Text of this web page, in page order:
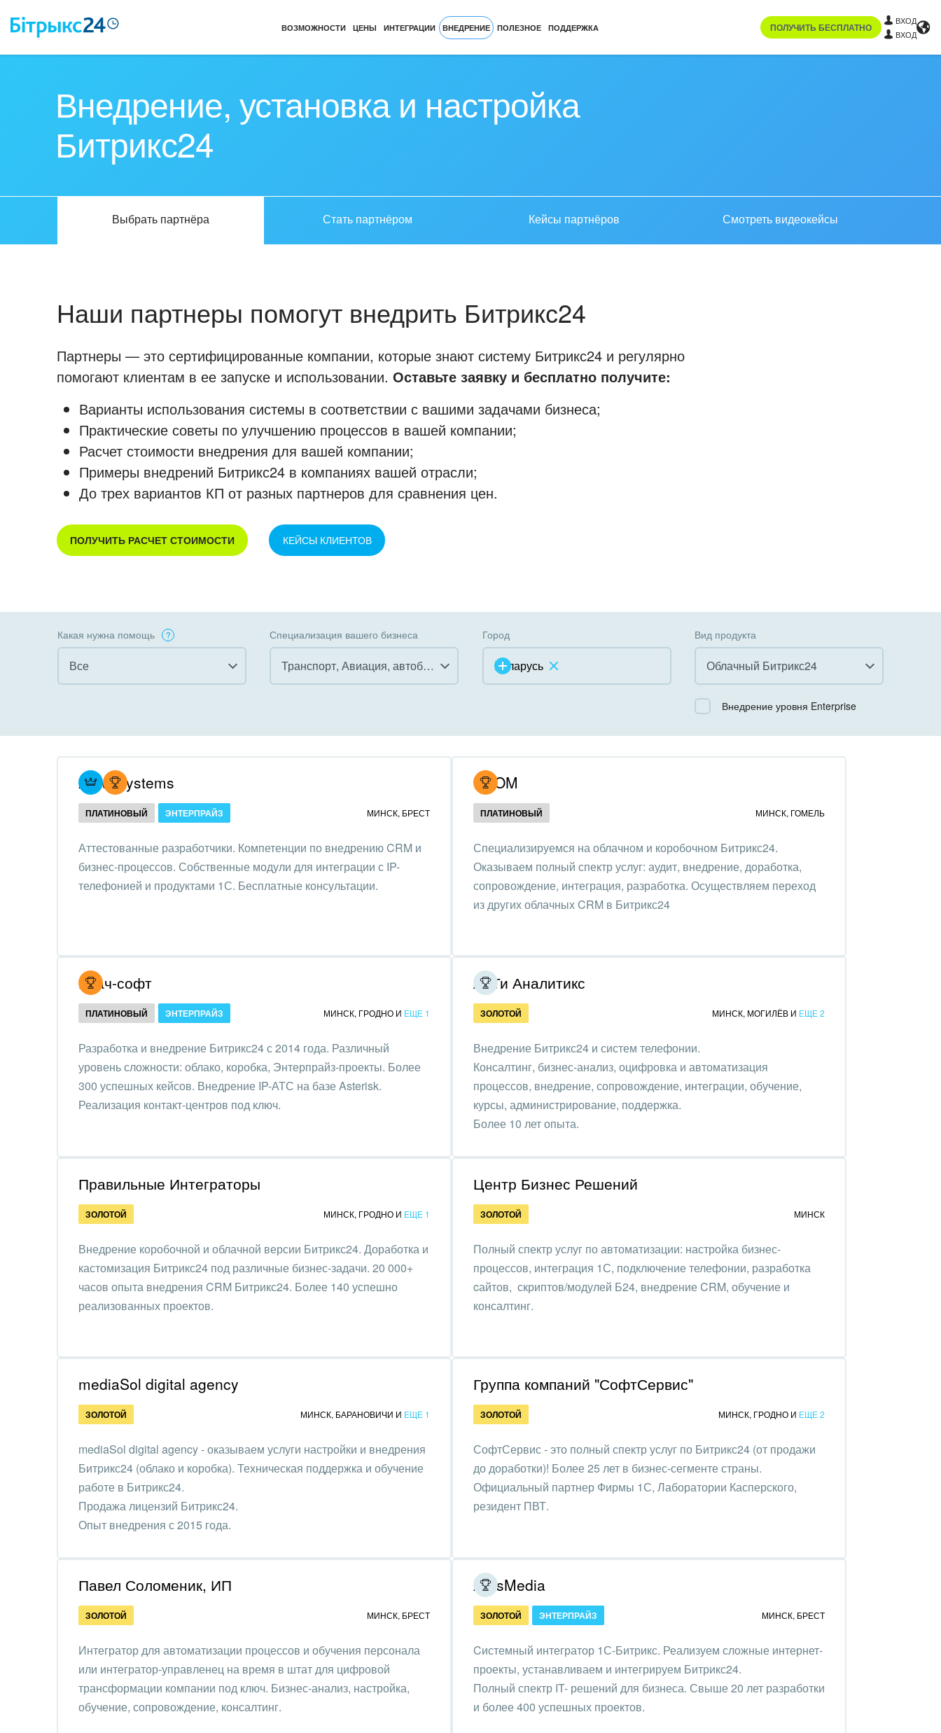
ВОЗМОЖНОСТИ ЦЕНЫ ИНТЕГРАЦИИ ВНЕДРЕНИЕ ПОЛЕЗНОЕ ПОДДЕРЖКА ПОЛУЧИТЬ БЕСПЛАТНО
ВХОД
ВХОД
Внедрение, установка и настройка
Битрикс24
Выбрать партнёра Стать партнёром Кейсы партнёров Смотреть видеокейсы
Наши партнеры помогут внедрить Битрикс24
Партнеры — это сертифицированные компании, которые знают систему Битрикс24 и регулярно
помогают клиентам в ее запуске и использовании. Оставьте заявку и бесплатно получите:
Варианты использования системы в соответствии с вашими задачами бизнеса;
Практические советы по улучшению процессов в вашей компании;
Расчет стоимости внедрения для вашей компании;
Примеры внедрений Битрикс24 в компаниях вашей отрасли;
До трех вариантов КП от разных партнеров для сравнения цен.
ПОЛУЧИТЬ РАСЧЕТ СТОИМОСТИ КЕЙСЫ КЛИЕНТОВ
Какая нужна помощь
Все
Внедрение КЭДО
Интеграция с 1С
Организация задач и
Внедрение Бизнес-
процессов
Интернет-магазин и CRM
Крупные корпоративные
внедрения
Внедрение для медицины
Внедрение для
Внедрение онлайн-
/ Интранета
Специализация вашего бизнеса
Транспорт, Авиация, автобизнес
Коммунальные услуги, ЖКХ
организации,
Благотворительность
Промышленность
СМИ, издательства,
Транспорт, Авиация,
Трудоустройство
Красота, фитнес, спорт
АПК и пищевая
конференции
Горнодобывающая отрасль
Инвестиционный бизнес
Консалтинговые и
управленческие услуги
Город
Беларусь
Вид продукта
Облачный Битрикс24
Все
Коробочная версия
Внедрение уровня Enterprise
Atevi Systems
ПЛАТИНОВЫЙ ЭНТЕРПРАЙЗ МИНСК, БРЕСТ
Аттестованные разработчики. Компетенции по внедрению CRM и
бизнес-процессов. Собственные модули для интеграции с IP-
телефонией и продуктами 1С. Бесплатные консультации.
UCOM
ПЛАТИНОВЫЙ МИНСК, ГОМЕЛЬ
Специализируемся на облачном и коробочном Битрикс24.
Оказываем полный спектр услуг: аудит, внедрение, доработка,
сопровождение, интеграция, разработка. Осуществляем переход
из других облачных CRM в Битрикс24
Итач-софт
ПЛАТИНОВЫЙ ЭНТЕРПРАЙЗ МИНСК, ГРОДНО И ЕЩЕ 1
Разработка и внедрение Битрикс24 с 2014 года. Различный
уровень сложности: облако, коробка, Энтерпрайз-проекты. Более
300 успешных кейсов. Внедрение IP-АТС на базе Asterisk.
Реализация контакт-центров под ключ.
АйТи Аналитикс
ЗОЛОТОЙ МИНСК, МОГИЛЁВ И ЕЩЕ 2
Внедрение Битрикс24 и систем телефонии.
Консалтинг, бизнес-анализ, оцифровка и автоматизация
процессов, внедрение, сопровождение, интеграции, обучение,
курсы, администрирование, поддержка.
Более 10 лет опыта.
Правильные Интеграторы
ЗОЛОТОЙ МИНСК, ГРОДНО И ЕЩЕ 1
Внедрение коробочной и облачной версии Битрикс24. Доработка и
кастомизация Битрикс24 под различные бизнес-задачи. 20 000+
часов опыта внедрения CRM Битрикс24. Более 140 успешно
реализованных проектов.
Центр Бизнес Решений
ЗОЛОТОЙ МИНСК
Полный спектр услуг по автоматизации: настройка бизнес-
процессов, интеграция 1С, подключение телефонии, разработка
cайтов, скриптов/модулей Б24, внедрение CRM, обучение и
консалтинг.
mediaSol digital agency
ЗОЛОТОЙ МИНСК, БАРАНОВИЧИ И ЕЩЕ 1
mediaSol digital agency - оказываем услуги настройки и внедрения
Битрикс24 (облако и коробка). Техническая поддержка и обучение
работе в Битрикс24.
Продажа лицензий Битрикс24.
Опыт внедрения с 2015 года.
Группа компаний "СофтСервис"
ЗОЛОТОЙ МИНСК, ГРОДНО И ЕЩЕ 2
СофтСервис - это полный спектр услуг по Битрикс24 (от продажи
до доработки)! Более 25 лет в бизнес-сегменте страны.
Официальный партнер Фирмы 1С, Лаборатории Касперского,
резидент ПВТ.
Павел Соломеник, ИП
ЗОЛОТОЙ МИНСК, БРЕСТ
Интегратор для автоматизации процессов и обучения персонала
или интегратор-управленец на время в штат для цифровой
трансформации компании под ключ. Бизнес-анализ, настройка,
обучение, сопровождение, консалтинг.
ArtisMedia
ЗОЛОТОЙ ЭНТЕРПРАЙЗ МИНСК, БРЕСТ
Cистемный интегратор 1С-Битрикс. Реализуем сложные интернет-
проекты, устанавливаем и интегрируем Битрикс24.
Полный спектр IT- решений для бизнеса. Свыше 20 лет разработки
и более 400 успешных проектов.